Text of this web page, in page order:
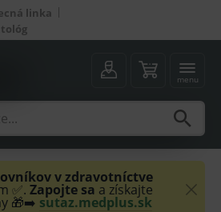
linka
menu
v zdravotníctve
✅. Zapojte sa a získajte
🎁➡️ sutaz.medplus.sk